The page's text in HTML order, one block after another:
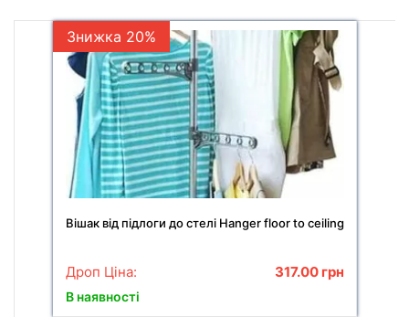
Знижка 20%
Вішак від підлоги до стелі Hanger floor to ceiling
Дроп Ціна: 317.00 грн
В наявності